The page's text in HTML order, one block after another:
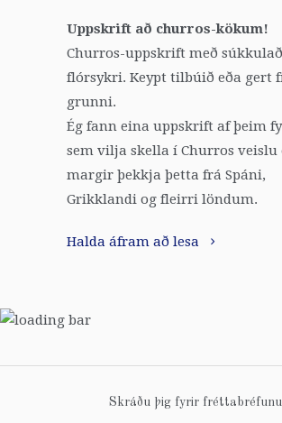
Uppskrift að churros-kökum!
Churros-uppskrift með
flórsykri. Keypt tilbúið eða gert
grunni.
Ég fann eina uppskrift af þeim
sem vilja skella í Churros veislu
margir þekkja þetta frá Spáni,
Grikklandi og fleirri löndum.
Halda áfram að lesa
Skráðu þig fyrir